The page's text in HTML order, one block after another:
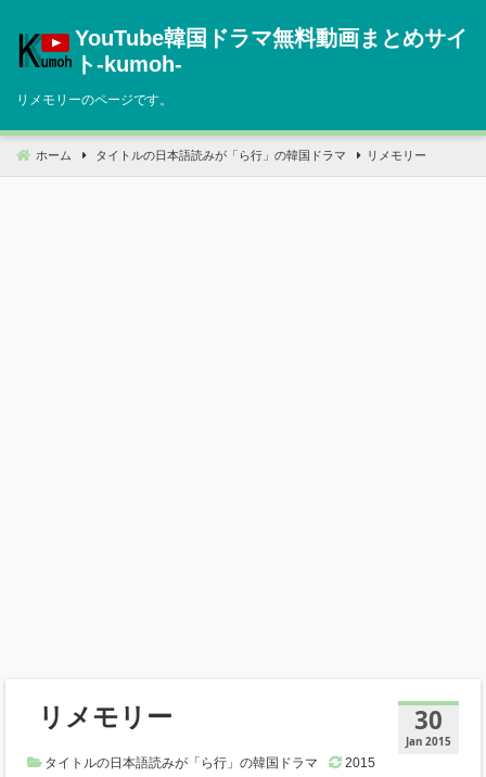
へ
動
YouTube韓国ドラマ無料動画まとめサイ
ト‐kumoh‐
リメモリーのページです。
ホーム タイトルの日本語読みが「ら行」の韓国ドラマ リメモリー
30
Jan 2015
リメモリー
タイトルの日本語読みが「ら行」の韓国ドラマ
2015